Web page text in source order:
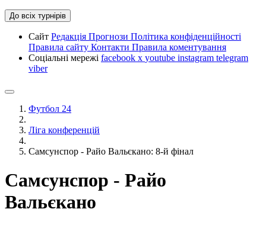
До всіх турнірів
Сайт Редакція Прогнози Політика конфіденційності
Правила сайту Контакти Правила коментування
Соціальні мережі facebook x youtube instagram telegram
viber
Футбол 24
Ліга конференцій
Самсунспор - Райо Вальєкано: 8-й фінал
Самсунспор - Райо
Вальєкано